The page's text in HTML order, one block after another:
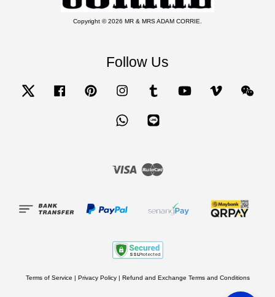
Copyright © 2026 MR & MRS ADAM CORRIE.
Follow Us
Twitter Facebook Pinterest Instagram Tumblr YouTube Vimeo
Whatsapp
Visa
Terms of Service | Privacy Policy| Refund and Exchange Terms and Conditions